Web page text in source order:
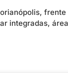
integradas,